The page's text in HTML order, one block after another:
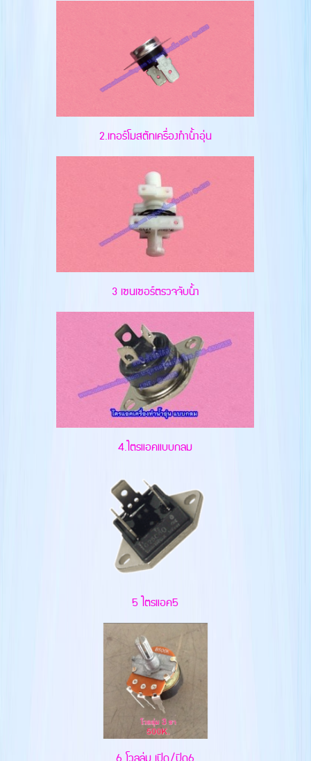
2.เทอร์โมสตัทเครื่องทำน้ำอุ่น
3 เซนเซอร์ตรวจจับน้ำ
4.ไตรแอคแบบกลม
5 ไตรแอค5